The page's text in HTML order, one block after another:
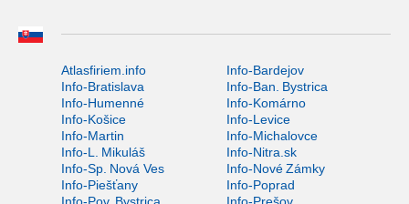
Atlasfiriem.info
Info-Bardejov
Info-Bratislava
Info-Ban. Bystrica
Info-Humenné
Info-Komárno
Info-Košice
Info-Levice
Info-Martin
Info-Michalovce
Info-L. Mikuláš
Info-Nitra.sk
Info-Sp. Nová Ves
Info-Nové Zámky
Info-Piešťany
Info-Poprad
Info-Pov. Bystrica
Info-Prešov